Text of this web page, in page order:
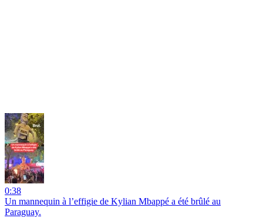
0:38
Un mannequin à l’effigie de Kylian Mbappé a été brûlé au
Paraguay.